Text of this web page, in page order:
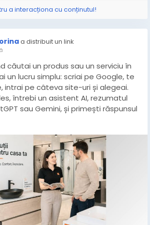
din zona bancară și de curierat
pe care specialiștii CyberShield
la clienți: majoritatea încercărilor de
online nu exploatează vulnerabilități
ci lacune simple ex. e-mailuri
trimise „în numele" unei
domenii web-clonă care copiază
urile unor branduri cunoscute.
clienți păgubiți, scaderea
reputații care se refac în ani, nu în
sau o instituție publică fără
dedicat, aceste riscuri sunt adesea
momentul la care produc pagube.
it-
cibernetica-accesibila-
de-e-mail-i-domeniu-din-
imm-urilor-micilor-afaceri-i-
a interacționa cu conținutul!
a distribuit un link
căutai un produs sau un serviciu în
un lucru simplu: scriai pe Google, te
intrai pe câteva site-uri și alegeai.
întrebi un asistent AI, rezumatul
sau Gemini, și primești răspunsul
unei afaceri și cu adresa ei.
site. Ai deja ce îți trebuie.
2026/08/06/ai-ul-a-inceput-
afaceri-locale-pe-nume-cine-